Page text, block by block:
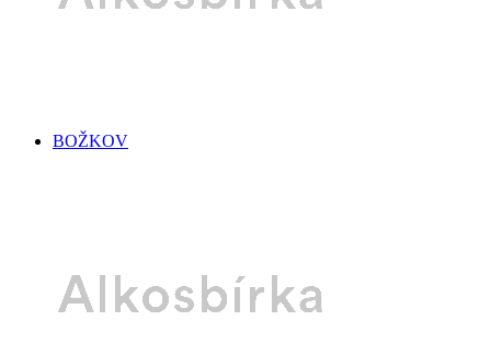
BOŽKOV